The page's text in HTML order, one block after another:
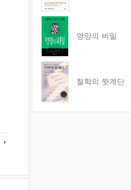
영양의 비밀
철학의 뒷계단